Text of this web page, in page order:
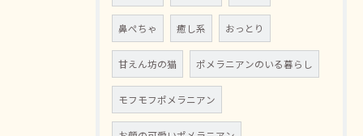
鼻ぺちゃ 癒し系 おっとり
甘えん坊の猫 ポメラニアンのいる暮らし
モフモフポメラニアン